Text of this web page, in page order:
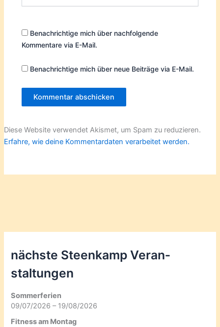
Benachrichtige mich über nachfolgende
Kommentare via E-Mail.
Benachrichtige mich über neue Beiträge via E-Mail.
Diese Website verwendet Akismet, um Spam zu reduzieren.
Erfahre, wie deine Kommentardaten verarbeitet werden.
nächste Steenkamp Veran­
staltungen
Sommerferien
09/07/2026 – 19/08/2026
Fitness am Montag